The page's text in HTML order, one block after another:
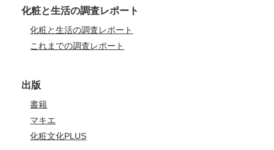
化粧と生活の調査レポート
化粧と生活の調査レポート
これまでの調査レポート
出版
書籍
マキエ
化粧文化PLUS